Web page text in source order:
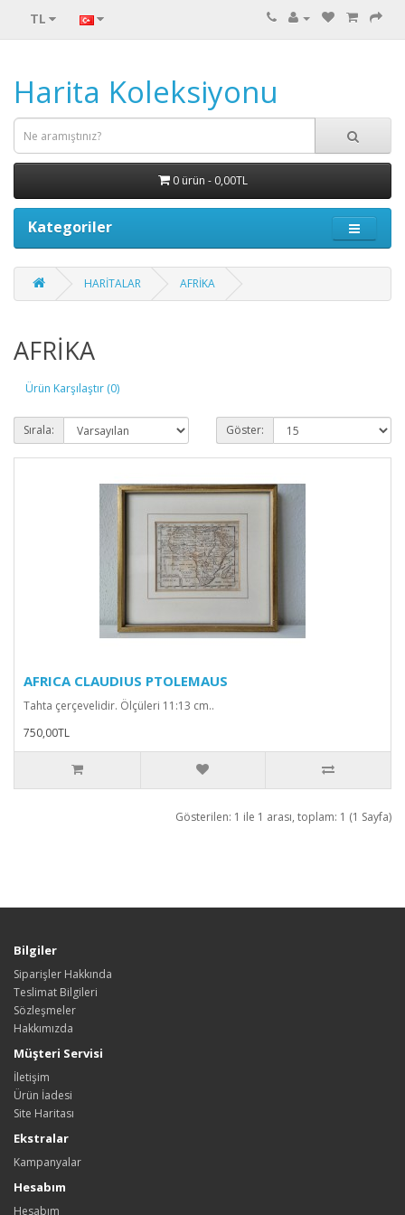
TL
Harita Koleksiyonu
0 ürün - 0,00TL
Kategoriler
HARİTALAR AFRİKA
AFRİKA
Ürün Karşılaştır (0)
Sırala: Göster:
AFRICA CLAUDIUS PTOLEMAUS
Tahta çerçevelidir. Ölçüleri 11:13 cm..
750,00TL
Gösterilen: 1 ile 1 arası, toplam: 1 (1 Sayfa)
Bilgiler
Siparişler Hakkında
Teslimat Bilgileri
Sözleşmeler
Hakkımızda
Müşteri Servisi
İletişim
Ürün İadesi
Site Haritası
Ekstralar
Kampanyalar
Hesabım
Hesabım